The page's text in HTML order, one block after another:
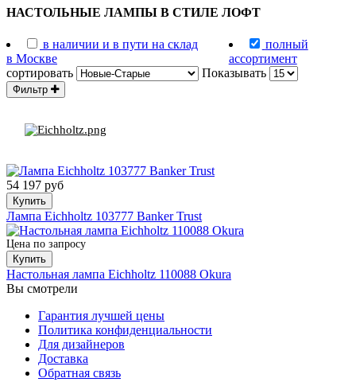
НАСТОЛЬНЫЕ ЛАМПЫ В СТИЛЕ ЛОФТ
в наличии и в пути на склад
в Москве
полный
ассортимент
сортировать
Показывать
Фильтр
54 197 руб
Купить
Лампа Eichholtz 103777 Banker Trust
Цена по запросу
Купить
Настольная лампа Eichholtz 110088 Okura
Вы смотрели
Гарантия лучшей цены
Политика конфиденциальности
Для дизайнеров
Доставка
Обратная связь